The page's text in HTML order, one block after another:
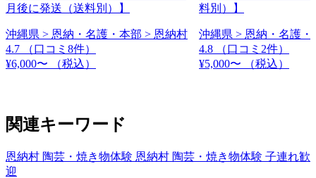
月後に発送（送料別）】
沖縄県 > 恩納・名護・本部 > 恩納村
4.7
（口コミ8件）
¥6,000〜
（税込）
料別）】
沖縄県 > 恩納・名護・
4.8
（口コミ2件）
¥5,000〜
（税込）
関連キーワード
恩納村 陶芸・焼き物体験 恩納村 陶芸・焼き物体験 子連れ歓
迎